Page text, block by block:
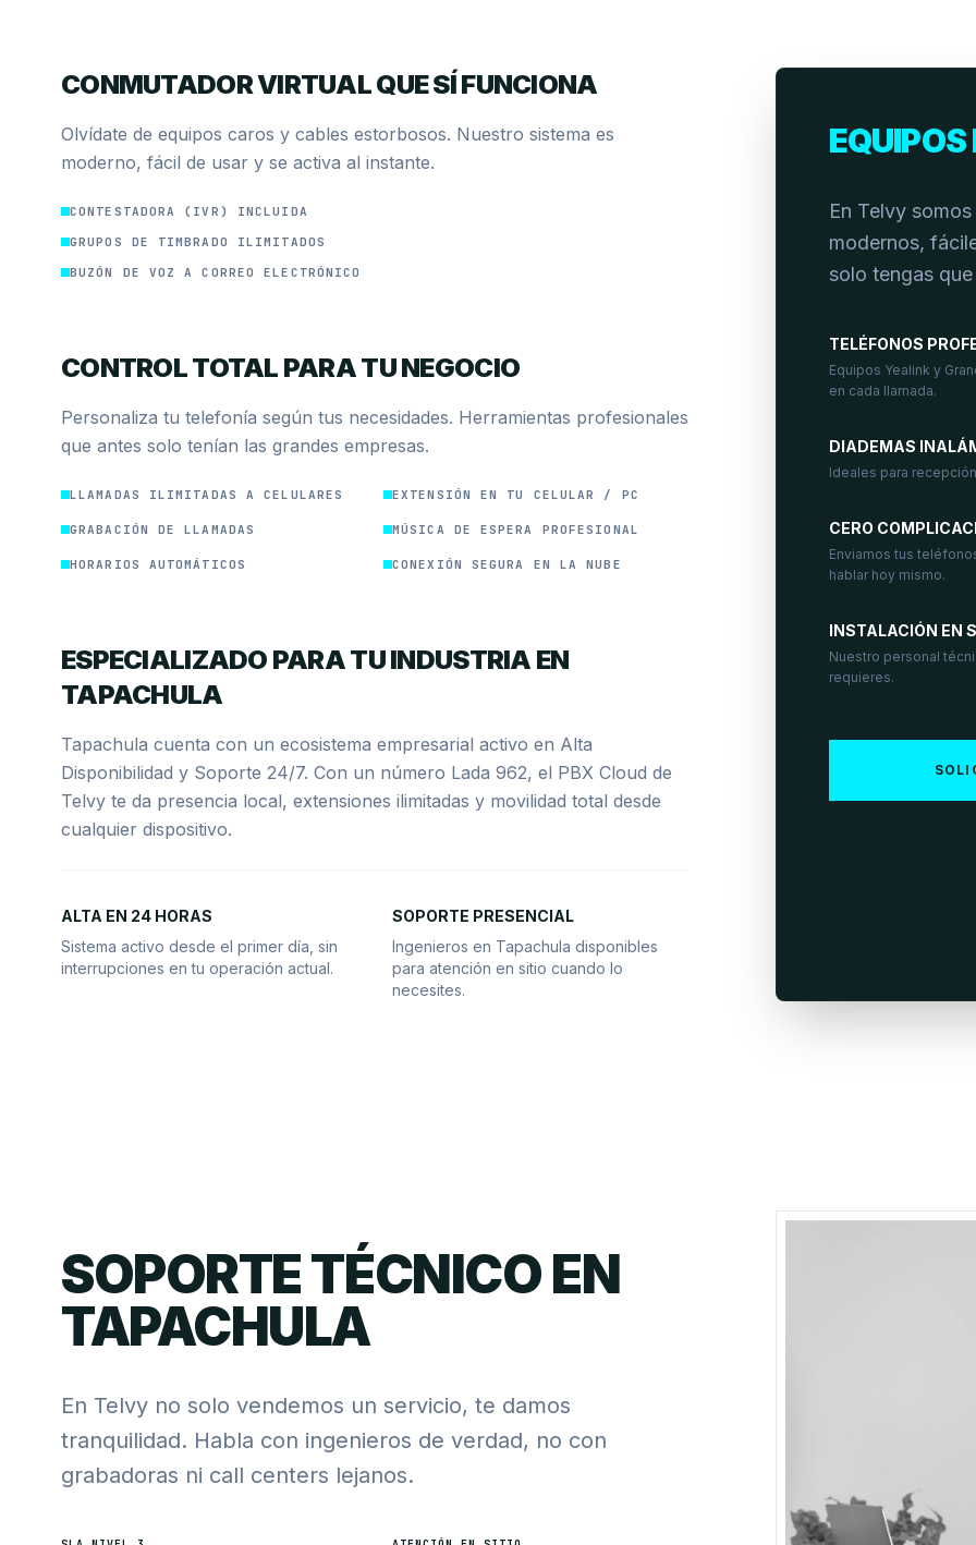
CONMUTADOR VIRTUAL QUE SÍ FUNCIONA
Olvídate de equipos caros y cables estorbosos. Nuestro sistema es
moderno, fácil de usar y se activa al instante.
CONTESTADORA (IVR) INCLUIDA
GRUPOS DE TIMBRADO ILIMITADOS
BUZÓN DE VOZ A CORREO ELECTRÓNICO
CONTROL TOTAL PARA TU NEGOCIO
Personaliza tu telefonía según tus necesidades. Herramientas profesionales
que antes solo tenían las grandes empresas.
LLAMADAS ILIMITADAS A CELULARES EXTENSIÓN EN TU CELULAR / PC
GRABACIÓN DE LLAMADAS MÚSICA DE ESPERA PROFESIONAL
HORARIOS AUTOMÁTICOS CONEXIÓN SEGURA EN LA NUBE
ESPECIALIZADO PARA TU INDUSTRIA EN
TAPACHULA
Tapachula cuenta con un ecosistema empresarial activo en Alta
Disponibilidad y Soporte 24/7. Con un número Lada 962, el PBX Cloud de
Telvy te da presencia local, extensiones ilimitadas y movilidad total desde
cualquier dispositivo.
ALTA EN 24 HORAS
Sistema activo desde el primer día, sin
interrupciones en tu operación actual.
SOPORTE PRESENCIAL
Ingenieros en Tapachula disponibles
para atención en sitio cuando lo
necesites.
En Telvy
modernos,
solo tengas
TELÉFONOS
Equipos Yealink y
en cada llamada.
DIADEMAS
Ideales para
CERO
Enviamos tus
hablar hoy mismo.
INSTALACIÓN EN
Nuestro personal
requieres.
SOPORTE TÉCNICO EN
TAPACHULA
En Telvy no solo vendemos un servicio, te damos
tranquilidad. Habla con ingenieros de verdad, no con
grabadoras ni call centers lejanos.